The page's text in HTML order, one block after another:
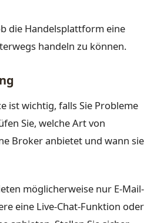
die Handelsplattform eine
handeln zu können.
ist wichtig, falls Sie Probleme
Sie, welche Art von
Broker anbietet und wann sie
möglicherweise nur E-Mail-
eine Live-Chat-Funktion oder